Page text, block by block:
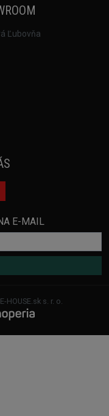
Ľubovňa
E-MAIL
s. r. o.